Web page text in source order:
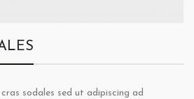
sodales sed ut adipiscing ad